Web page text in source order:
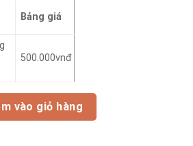
Bảng giá
500.000vnđ
vào giỏ hàng